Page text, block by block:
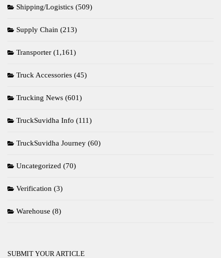
Shipping/Logistics (509)
Supply Chain (213)
Transporter (1,161)
Truck Accessories (45)
Trucking News (601)
TruckSuvidha Info (111)
TruckSuvidha Journey (60)
Uncategorized (70)
Verification (3)
Warehouse (8)
SUBMIT YOUR ARTICLE